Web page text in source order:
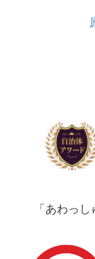
「あわっ